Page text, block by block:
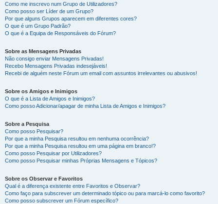
Como me inscrevo num Grupo de Utilizadores?
Como posso ser Líder de um Grupo?
Por que alguns Grupos aparecem em diferentes cores?
O que é um Grupo Padrão?
O que é a Equipa de Responsáveis do Fórum?
Sobre as Mensagens Privadas
Não consigo enviar Mensagens Privadas!
Recebo Mensagens Privadas indesejáveis!
Recebi de alguém neste Fórum um email com assuntos irrelevantes ou abusivos!
Sobre os Amigos e Inimigos
O que é a Lista de Amigos e Inimigos?
Como posso Adicionar/apagar de minha Lista de Amigos e Inimigos?
Sobre a Pesquisa
Como posso Pesquisar?
Por que a minha Pesquisa resultou em nenhuma ocorrência?
Por que a minha Pesquisa resultou em uma página em branco!?
Como posso Pesquisar por Utilizadores?
Como posso Pesquisar minhas Próprias Mensagens e Tópicos?
Sobre os Observar e Favoritos
Qual é a diferença existente entre Favoritos e Observar?
Como faço para subscrever um determinado tópico ou para marcá-lo como favorito?
Como posso subscrever um Fórum específico?